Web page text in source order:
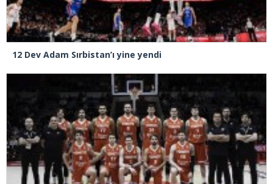
12 Dev Adam Sırbistan’ı yine yendi